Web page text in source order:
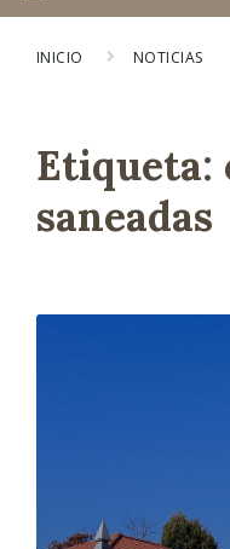
INICIO NOTICIAS
Etiqueta:
saneadas
L